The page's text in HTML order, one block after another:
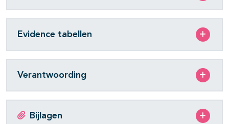
Evidence tabellen
Verantwoording
Bijlagen